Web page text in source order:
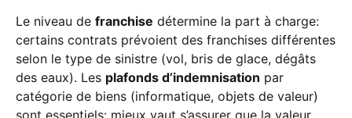
Le niveau de franchise détermine la part à charge:
certains contrats prévoient des franchises différentes
selon le type de sinistre (vol, bris de glace, dégâts
des eaux). Les plafonds d’indemnisation par
catégorie de biens (informatique, objets de valeur)